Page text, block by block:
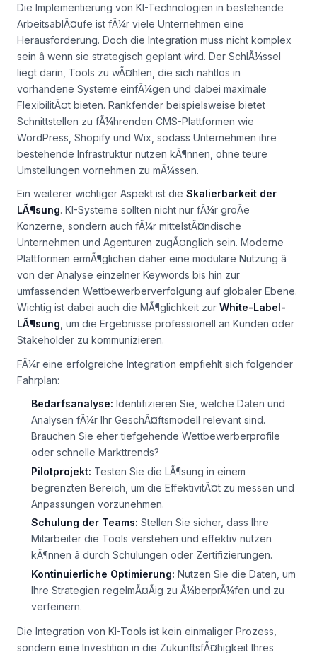
Die Implementierung von KI-Technologien in bestehende
ArbeitsablÃ¤ufe ist fÃ¼r viele Unternehmen eine
Herausforderung. Doch die Integration muss nicht komplex
sein â wenn sie strategisch geplant wird. Der SchlÃ¼ssel
liegt darin, Tools zu wÃ¤hlen, die sich nahtlos in
vorhandene Systeme einfÃ¼gen und dabei maximale
FlexibilitÃ¤t bieten. Rankfender beispielsweise bietet
Schnittstellen zu fÃ¼hrenden CMS-Plattformen wie
WordPress, Shopify und Wix, sodass Unternehmen ihre
bestehende Infrastruktur nutzen kÃ¶nnen, ohne teure
Umstellungen vornehmen zu mÃ¼ssen.
Ein weiterer wichtiger Aspekt ist die Skalierbarkeit der
LÃ¶sung. KI-Systeme sollten nicht nur fÃ¼r groÃe
Konzerne, sondern auch fÃ¼r mittelstÃ¤ndische
Unternehmen und Agenturen zugÃ¤nglich sein. Moderne
Plattformen ermÃ¶glichen daher eine modulare Nutzung â
von der Analyse einzelner Keywords bis hin zur
umfassenden Wettbewerberverfolgung auf globaler Ebene.
Wichtig ist dabei auch die MÃ¶glichkeit zur White-Label-
LÃ¶sung , um die Ergebnisse professionell an Kunden oder
Stakeholder zu kommunizieren.
FÃ¼r eine erfolgreiche Integration empfiehlt sich folgender
Fahrplan:
Bedarfsanalyse: Identifizieren Sie, welche Daten und
Analysen fÃ¼r Ihr GeschÃ¤ftsmodell relevant sind.
Brauchen Sie eher tiefgehende Wettbewerberprofile
oder schnelle Markttrends?
Pilotprojekt: Testen Sie die LÃ¶sung in einem
begrenzten Bereich, um die EffektivitÃ¤t zu messen und
Anpassungen vorzunehmen.
Schulung der Teams: Stellen Sie sicher, dass Ihre
Mitarbeiter die Tools verstehen und effektiv nutzen
kÃ¶nnen â durch Schulungen oder Zertifizierungen.
Kontinuierliche Optimierung: Nutzen Sie die Daten, um
Ihre Strategien regelmÃ¤Ãig zu Ã¼berprÃ¼fen und zu
verfeinern.
Die Integration von KI-Tools ist kein einmaliger Prozess,
sondern eine Investition in die ZukunftsfÃ¤higkeit Ihres